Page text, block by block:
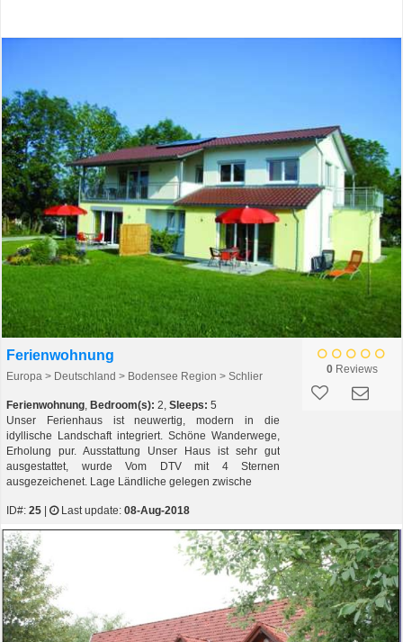
Ferienwohnung
Europa > Deutschland > Bodensee Region > Schlier
Ferienwohnung, Bedroom(s): 2, Sleeps: 5
Unser Ferienhaus ist neuwertig, modern in die
idyllische Landschaft integriert. Schöne Wanderwege,
Erholung pur. Ausstattung Unser Haus ist sehr gut
ausgestattet, wurde Vom DTV mit 4 Sternen
ausgezeichenet. Lage Ländliche gelegen zwische
ID#: 25 Last update: 08-Aug-2018
0Reviews